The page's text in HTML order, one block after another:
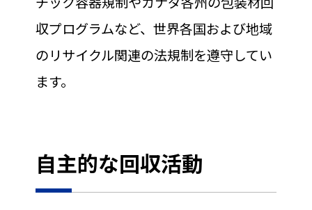
収プログラムなど、世界各国および地域
のリサイクル関連の法規制を遵守してい
ます。
自主的な回収活動